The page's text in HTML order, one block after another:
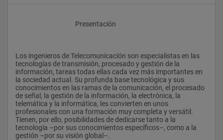
					Presentación
Los ingenieros de Telecomunicación son especialistas en las
tecnologías de transmisión, procesado y gestión de la
información, tareas todas ellas cada vez más importantes en
la sociedad actual. Su profunda base tecnológica y sus
conocimientos en las ramas de la comunicación, el procesado
de señal, la gestión de la información, la electrónica, la
telemática y la informática, les convierten en unos
profesionales con una formación muy completa y versátil.
Tienen, por ello, posibilidades de dedicarse tanto a la
tecnología –por sus conocimientos específicos–, como a la
gestión –por su visión global–.